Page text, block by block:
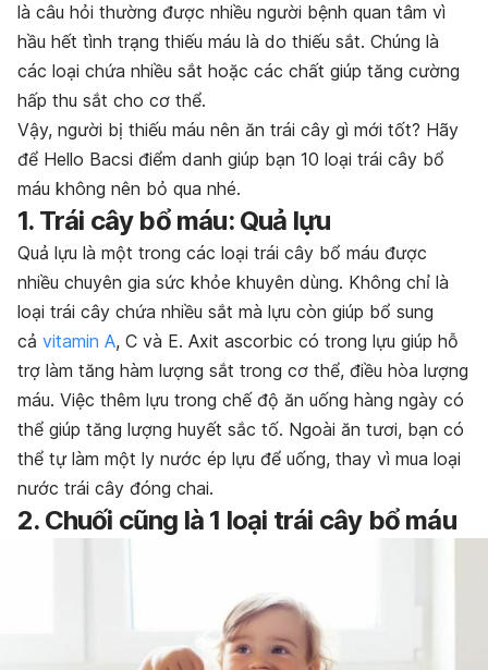
là câu hỏi thường được nhiều người bệnh quan tâm vì
hầu hết tình trạng thiếu máu là do thiếu sắt. Chúng là
các loại chứa nhiều sắt hoặc các chất giúp tăng cường
hấp thu sắt cho cơ thể.
Vậy, người bị thiếu máu nên ăn trái cây gì mới tốt? Hãy
để Hello Bacsi điểm danh giúp bạn 10 loại trái cây bổ
máu không nên bỏ qua nhé.
1. Trái cây bổ máu: Quả lựu
Quả lựu là một trong các loại trái cây bổ máu được
nhiều chuyên gia sức khỏe khuyên dùng. Không chỉ là
loại trái cây chứa nhiều sắt mà lựu còn giúp bổ sung
cả vitamin A, C và E. Axit ascorbic có trong lựu giúp hỗ
trợ làm tăng hàm lượng sắt trong cơ thể, điều hòa lượng
máu. Việc thêm lựu trong chế độ ăn uống hàng ngày có
thể giúp tăng lượng huyết sắc tố. Ngoài ăn tươi, bạn có
thể tự làm một ly nước ép lựu để uống, thay vì mua loại
nước trái cây đóng chai.
2. Chuối cũng là 1 loại trái cây bổ máu